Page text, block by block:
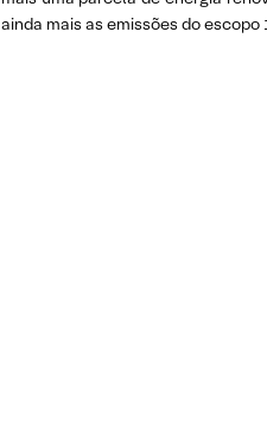
ainda mais as emissões do escopo